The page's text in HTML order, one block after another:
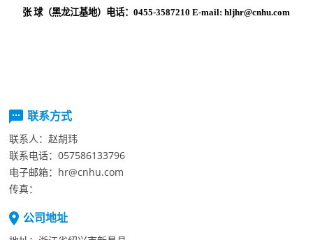
张球（黑龙江基地）电话：0455-3587210E-mail: hljhr@cnhu.com
联系方式
联系人： 赵胡玮
联系电话： 057586133796
电子邮箱： hr@cnhu.com
传真：
公司地址